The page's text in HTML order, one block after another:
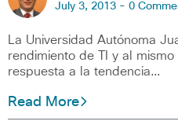
July 3, 2013 - 0
La Universidad Autónoma
rendimiento de TI y al
respuesta a la tendencia…
Read More